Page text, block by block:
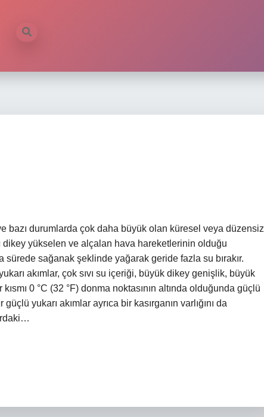
bazı durumlarda çok daha büyük olan küresel veya düzensiz
dikey yükselen ve alçalan hava hareketlerinin olduğu
sağanak şeklinde yağarak geride fazla su bırakır.
akımlar, çok sıvı su içeriği, büyük dikey genişlik, büyük
0 °C (32 °F) donma noktasının altında olduğunda güçlü
yukarı akımlar ayrıca bir kasırganın varlığını da